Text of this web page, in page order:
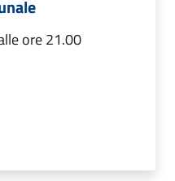
ore 21.00